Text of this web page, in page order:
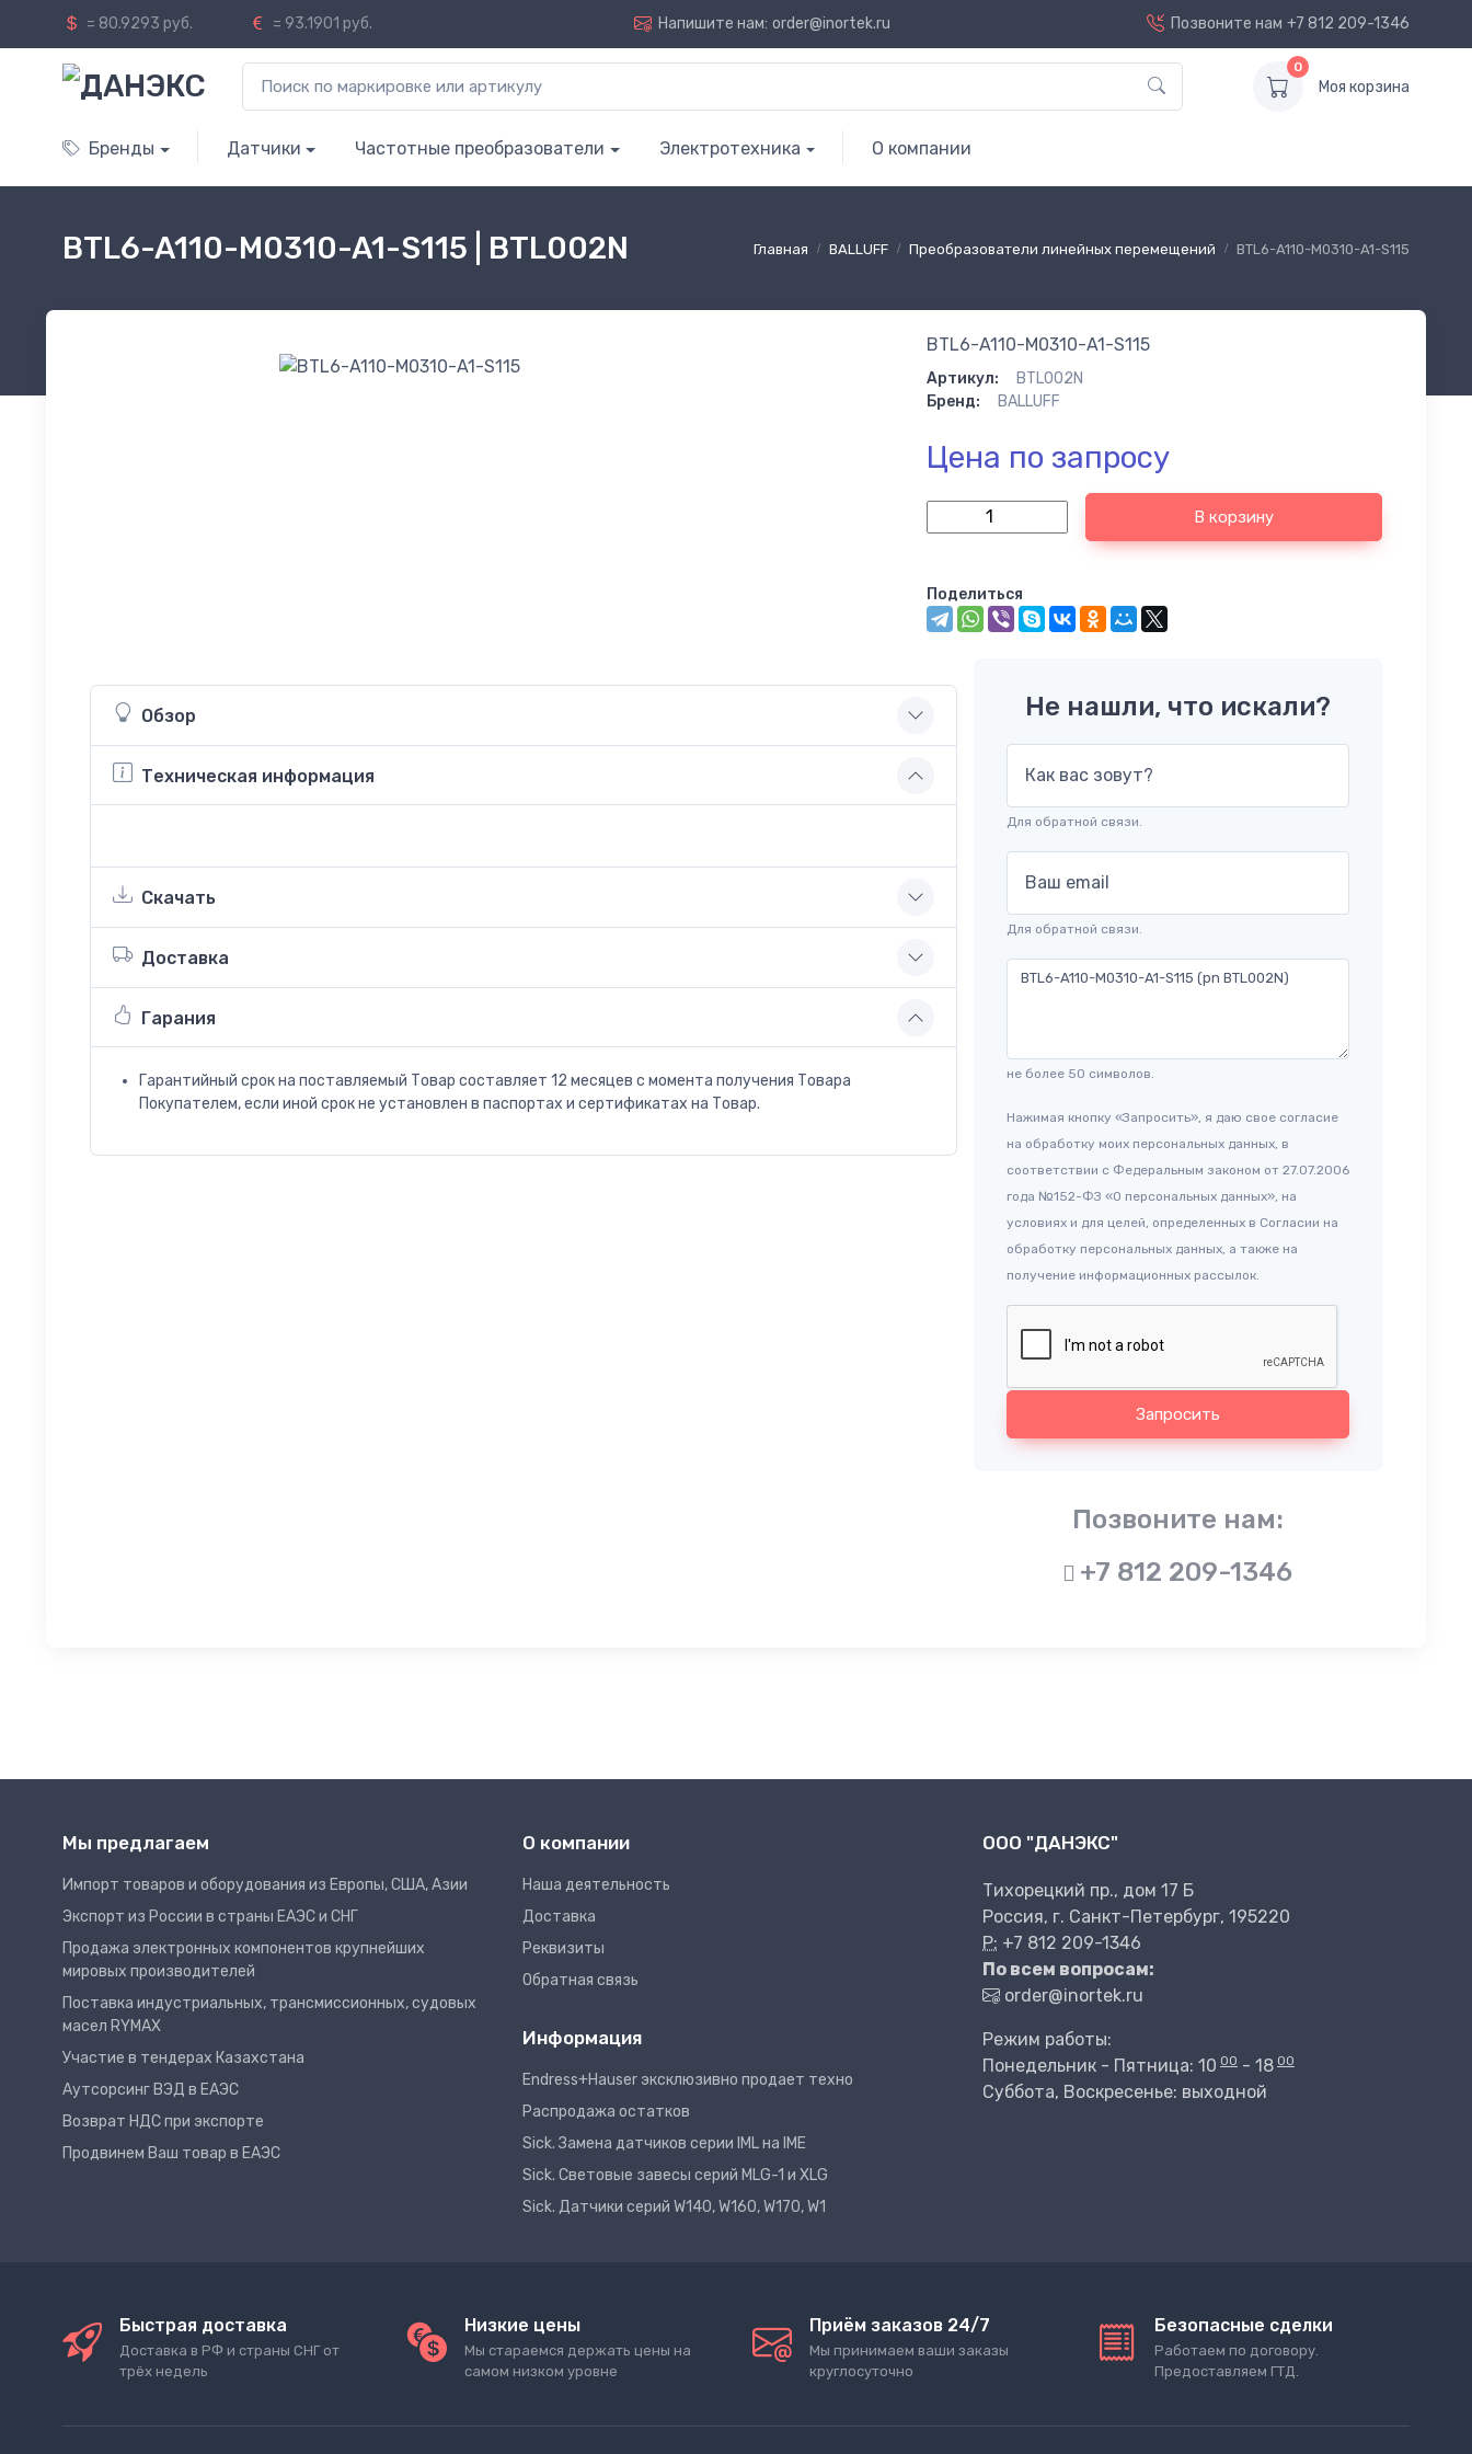
= 80.9293 руб. = 93.1901 руб. Напишите нам: order@inortek.ru Позвоните нам +7 812 209-1346
0
Моя корзина
Бренды Датчики Частотные преобразователи Электротехника О компании
Главная BALLUFF Преобразователи линейных перемещений BTL6-A110-M0310-A1-S115
BTL6-A110-M0310-A1-S115 | BTL002N
BTL6-A110-M0310-A1-S115
Артикул:
BTL002N
Бренд:
BALLUFF
Цена по запросу
В корзину
Поделиться
Обзор
Техническая информация
Скачать
Доставка
Гарания
Гарантийный срок на поставляемый Товар составляет 12 месяцев с момента получения Товара
Покупателем, если иной срок не установлен в паспортах и сертификатах на Товар.
Не нашли, что искали?
Как вас зовут?
Для обратной связи.
Ваш email
Для обратной связи.
не более 50 символов.
Нажимая кнопку «Запросить», я даю свое согласие
на обработку моих персональных данных, в
соответствии с Федеральным законом от 27.07.2006
года №152-ФЗ «О персональных данных», на
условиях и для целей, определенных в Согласии на
обработку персональных данных, а также на
получение информационных рассылок.
Запросить
Позвоните нам:
+7 812 209-1346
Мы предлагаем
Импорт товаров и оборудования из Европы, США, Азии
Экспорт из России в страны ЕАЭС и СНГ
Продажа электронных компонентов крупнейших
мировых производителей
Поставка индустриальных, трансмиссионных, судовых
масел RYMAX
Участие в тендерах Казахстана
Аутсорсинг ВЭД в ЕАЭС
Возврат НДС при экспорте
Продвинем Ваш товар в ЕАЭС
О компании
Наша деятельность
Доставка
Реквизиты
Обратная связь
Информация
Endress+Hauser эксклюзивно продает техно
Распродажа остатков
Sick. Замена датчиков серии IML на IME
Sick. Световые завесы серий MLG-1 и XLG
Sick. Датчики серий W140, W160, W170, W1
ООО "ДАНЭКС"
Тихорецкий пр., дом 17 Б
Россия, г. Санкт-Петербург, 195220
P: +7 812 209-1346
По всем вопросам:
order@inortek.ru
Режим работы:
Понедельник - Пятница: 10 00 - 18 00
Суббота, Воскресенье: выходной
Быстрая доставка
Доставка в РФ и страны СНГ от
трёх недель
Низкие цены
Мы стараемся держать цены на
самом низком уровне
Приём заказов 24/7
Мы принимаем ваши заказы
круглосуточно
Безопасные сделки
Работаем по договору.
Предоставляем ГТД.